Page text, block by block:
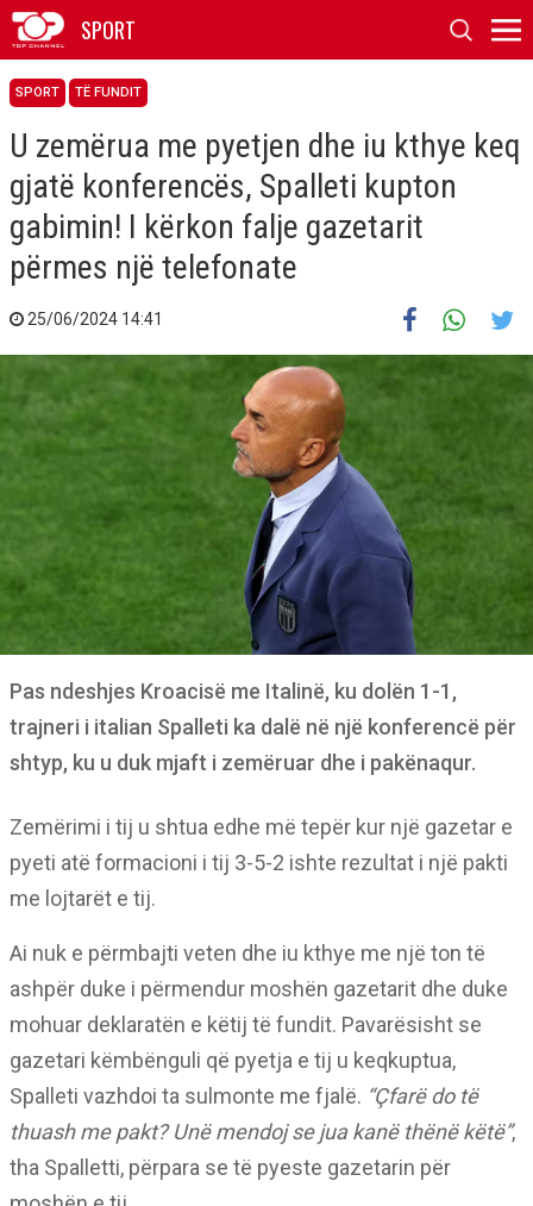
SPORT
SPORT TË FUNDIT
U zemërua me pyetjen dhe iu kthye keq
gjatë konferencës, Spalleti kupton
gabimin! I kërkon falje gazetarit
përmes një telefonate
25/06/2024 14:41
Pas ndeshjes Kroacisë me Italinë, ku dolën 1-1,
trajneri i italian Spalleti ka dalë në një konferencë për
shtyp, ku u duk mjaft i zemëruar dhe i pakënaqur.
Zemërimi i tij u shtua edhe më tepër kur një gazetar e
pyeti atë formacioni i tij 3-5-2 ishte rezultat i një pakti
me lojtarët e tij.
Ai nuk e përmbajti veten dhe iu kthye me një ton të
ashpër duke i përmendur moshën gazetarit dhe duke
mohuar deklaratën e këtij të fundit. Pavarësisht se
gazetari këmbënguli që pyetja e tij u keqkuptua,
Spalleti vazhdoi ta sulmonte me fjalë. “Çfarë do të
thuash me pakt? Unë mendoj se jua kanë thënë këtë”,
tha Spalletti, përpara se të pyeste gazetarin për